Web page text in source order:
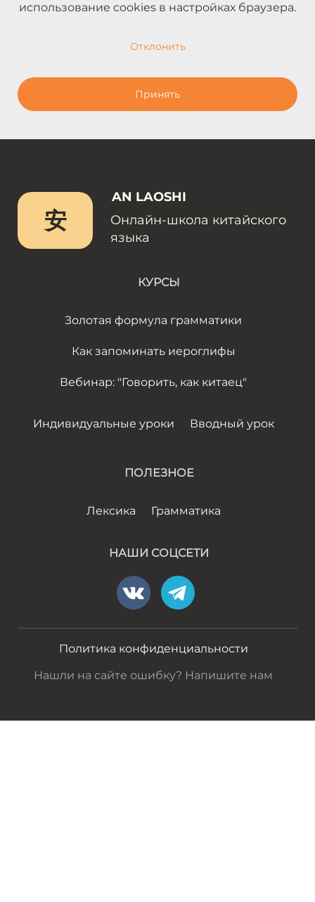
использование cookies в настройках браузера.
Отклонить
Принять
安
AN LAOSHI
Онлайн-школа китайского
языка
КУРСЫ
Золотая формула грамматики
Как запоминать иероглифы
Вебинар: "Говорить, как китаец"
Индивидуальные уроки Вводный урок
ПОЛЕЗНОЕ
Лексика Грамматика
НАШИ СОЦСЕТИ
Политика конфиденциальности
Нашли на сайте ошибку? Напишите нам